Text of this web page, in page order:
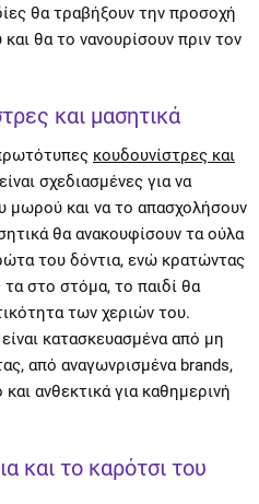
θα τραβήξουν την προσοχή
θα το νανουρίσουν πριν τον
και μασητικά
κουδουνίστρες και
σχεδιασμένες για να
μωρού και να το απασχολήσουν
θα ανακουφίσουν τα ούλα
του δόντια, ενώ κρατώντας
τα στο στόμα, το παιδί θα
των χεριών του.
κατασκευασμένα από μη
από αναγωνρισμένα brands,
ανθεκτικά για καθημερινή
και το καρότσι του